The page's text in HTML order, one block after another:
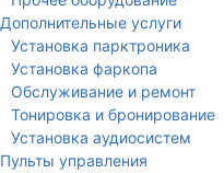
Дополнительные услуги
Установка парктроника
Установка фаркопа
Обслуживание и ремонт
Тонировка и бронирование
Установка аудиосистем
Пульты управления